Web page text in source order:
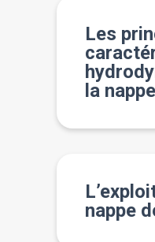
Les
la nappe
nappe